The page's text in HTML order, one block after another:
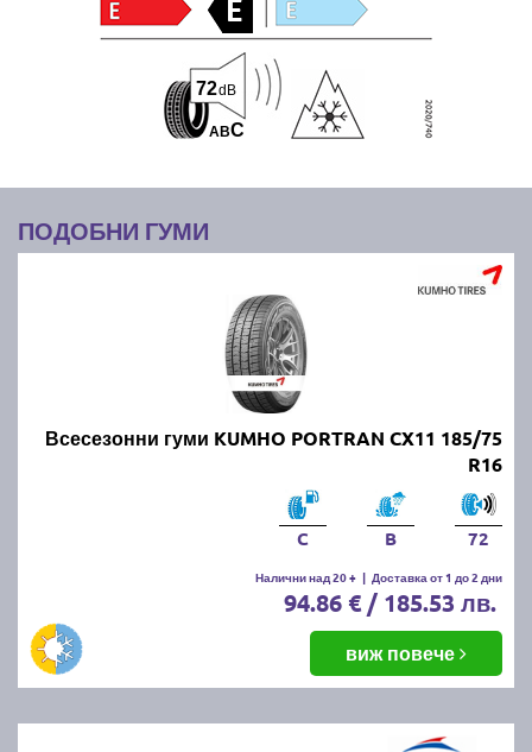
ABC
72dB
ПОДОБНИ ГУМИ
Всесезонни гуми KUMHO PORTRAN CX11 185/75
R16
C B 72
Налични над 20 + | Доставка от 1 до 2 дни
94.86 € / 185.53 лв.
виж повече